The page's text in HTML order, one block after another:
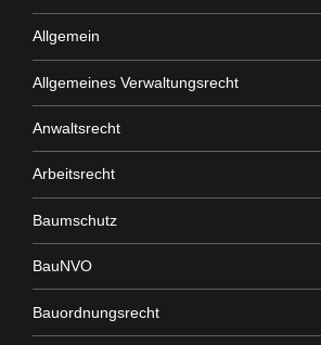
Allgemein
Allgemeines Verwaltungsrecht
Anwaltsrecht
Arbeitsrecht
Baumschutz
BauNVO
Bauordnungsrecht